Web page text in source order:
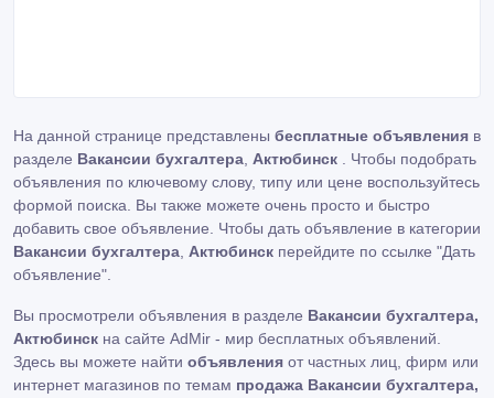
На данной странице представлены бесплатные объявления в
разделе Вакансии бухгалтера Актюбинск . Чтобы подобрать
объявления по ключевому слову, типу или цене воспользуйтесь
формой поиска. Вы также можете очень просто и быстро
добавить свое объявление. Чтобы дать объявление в категории
Вакансии бухгалтера Актюбинск перейдите по ссылке "Дать
объявление"
Вы просмотрели объявления в разделе Вакансии бухгалтера,
Актюбинск на сайте AdMir - мир бесплатных объявлений.
Здесь вы можете найти объявления от частных лиц, фирм или
интернет магазинов по темам продажа Вакансии бухгалтера,